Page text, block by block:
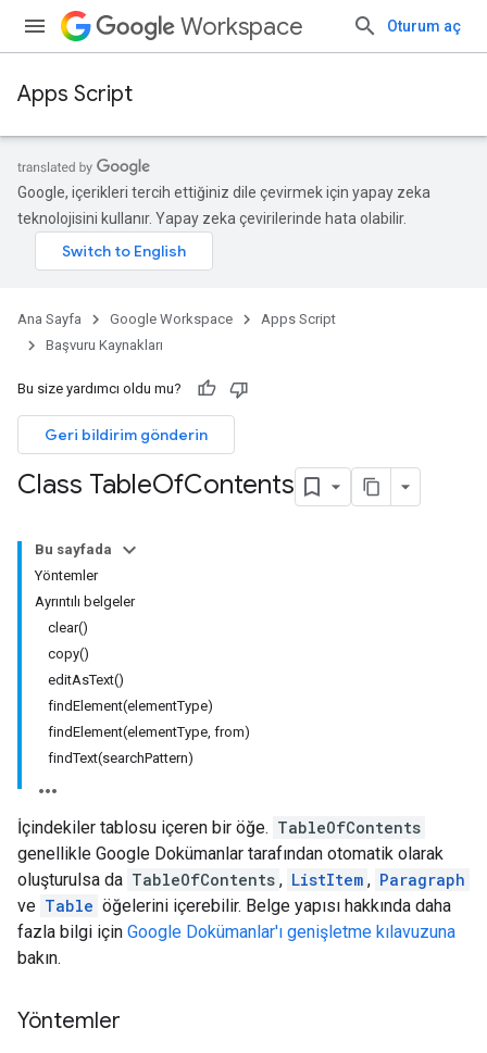
Workspace Oturum aç
Apps Script
Google, içerikleri tercih ettiğiniz dile çevirmek için yapay zeka
teknolojisini kullanır. Yapay zeka çevirilerinde hata olabilir.
Ana Sayfa Google Workspace
Apps Script
Başvuru Kaynakları
Bu size yardımcı oldu mu?
Geri bildirim gönderin
Class TableOfContents
Bu sayfada
Yöntemler
Ayrıntılı belgeler
clear()
copy()
editAsText()
findElement(elementType)
findElement(elementType, from)
findText(searchPattern)
İçindekiler tablosu içeren bir öğe. TableOfContents
genellikle Google Dokümanlar tarafından otomatik olarak
oluşturulsa da TableOfContents , ListItem , Paragraph
ve Table öğelerini içerebilir. Belge yapısı hakkında daha
fazla bilgi için Google Dokümanlar'ı genişletme kılavuzuna
bakın.
Yöntemler